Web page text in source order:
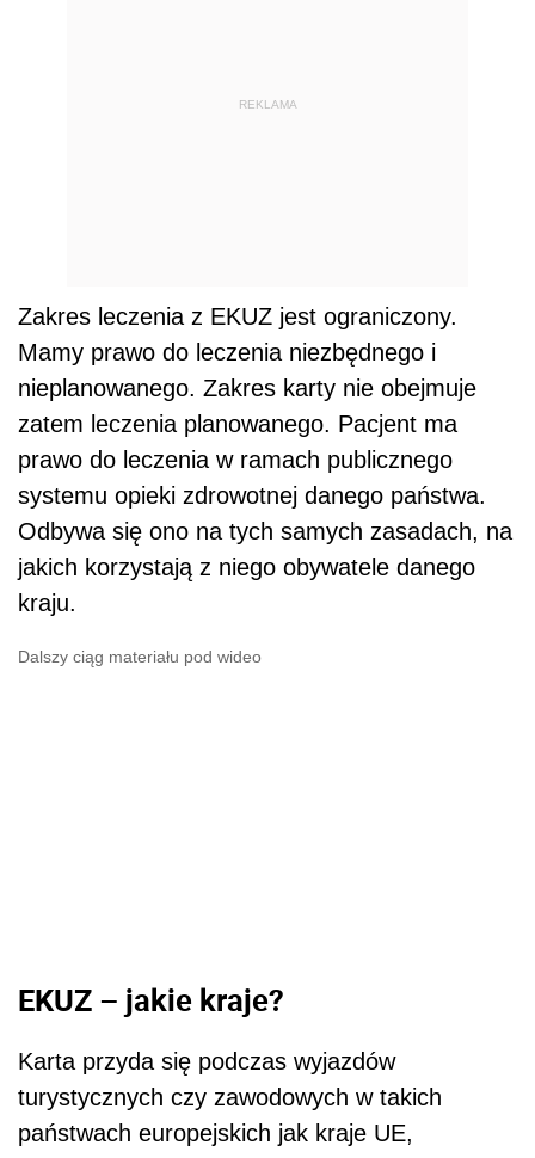
REKLAMA
Zakres leczenia z EKUZ jest ograniczony.
Mamy prawo do leczenia niezbędnego i
nieplanowanego. Zakres karty nie obejmuje
zatem leczenia planowanego. Pacjent ma
prawo do leczenia w ramach publicznego
systemu opieki zdrowotnej danego państwa.
Odbywa się ono na tych samych zasadach, na
jakich korzystają z niego obywatele danego
kraju.
Dalszy ciąg materiału pod wideo
EKUZ – jakie kraje?
Karta przyda się podczas wyjazdów
turystycznych czy zawodowych w takich
państwach europejskich jak kraje UE,